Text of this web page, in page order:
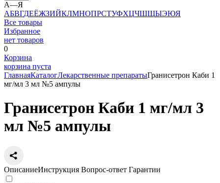
А—Я
АБВГДЕЁЖЗИЙКЛМНОПРСТУФХЦЧШЩЫЭЮЯ
Все товары
Избранное
нет товаров
0
Корзина
корзина пуста
ГлавнаяКаталогЛекарственные препаратыГранисетрон Каби 1
мг/мл 3 мл №5 ампулы
Гранисетрон Каби 1 мг/мл 3
мл №5 ампулы
ОписаниеИнструкция Вопрос-ответ Гарантии